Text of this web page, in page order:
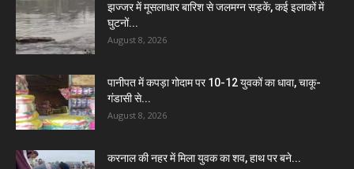
झज्जर में मूसलाधार बारिश से जलमग्न सड़कें, कई इलाकों में
घुटनों...
August 8, 2026
पानीपत में कपड़ा गोदाम पर 10-12 युवकों का धावा, चाकू-
गंडासी से...
August 8, 2026
करनाल की नहर में मिला युवक का शव, हाथ पर बने...